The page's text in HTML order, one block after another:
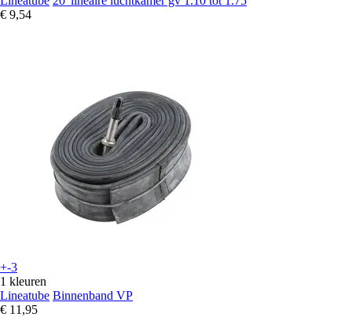
€ 9,54
+-3
1 kleuren
Lineatube Binnenband VP
€ 11,95